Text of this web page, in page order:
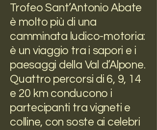
Trofeo Sant’Antonio Abate
è molto più di una
camminata ludico-motoria:
è un viaggio tra i sapori e i
paesaggi della Val d’Alpone.
Quattro percorsi di 6, 9, 14
e 20 km conducono i
partecipanti tra vigneti e
colline, con soste ai celebri